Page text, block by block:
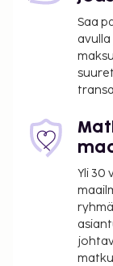
Muuta
Loppusiivous
Vastaanotto
Saa
Yli 30